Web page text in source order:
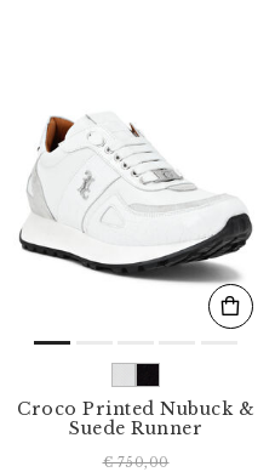
Croco Printed Nubuck &
Suede Runner
€ 750,00